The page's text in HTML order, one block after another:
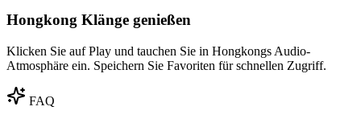
Hongkong Klänge genießen
Klicken Sie auf Play und tauchen Sie in Hongkongs Audio-
Atmosphäre ein. Speichern Sie Favoriten für schnellen Zugriff.
FAQ